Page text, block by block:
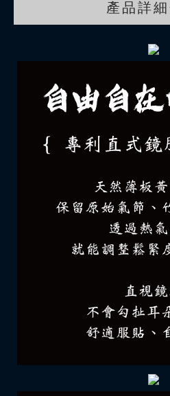
產品詳